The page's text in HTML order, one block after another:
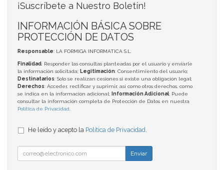
¡Suscríbete a Nuestro Boletín!
INFORMACIÓN BÁSICA SOBRE
PROTECCIÓN DE DATOS
Responsable: LA FORMIGA INFORMATICA S.L.
Finalidad: Responder las consultas planteadas por el usuario y enviarle
la información solicitada; Legitimación: Consentimiento del usuario;
Destinatarios: Solo se realizan cesiones si existe una obligación legal;
Derechos: Acceder, rectificar y suprimir, así como otros derechos, como
se indica en la información adicional;
Información Adicional: Puede
consultar la información completa de Protección de Datos en nuestra
Política de Privacidad.
He leído y acepto la Política de Privacidad.
Enviar